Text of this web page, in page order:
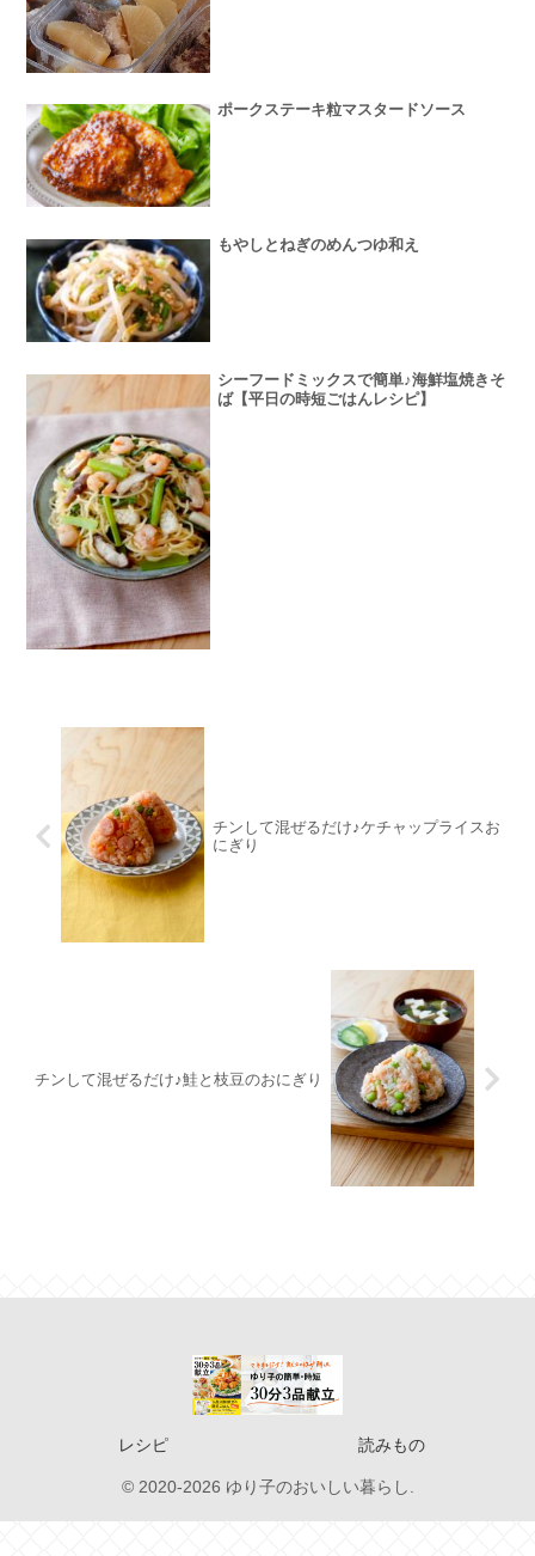
ポークステーキ粒マスタードソース
もやしとねぎのめんつゆ和え
シーフードミックスで簡単♪海鮮塩焼きそ
ば【平日の時短ごはんレシピ】
チンして混ぜるだけ♪ケチャップライスお
にぎり
チンして混ぜるだけ♪鮭と枝豆のおにぎり
レシピ 読みもの
© 2020-2026 ゆり子のおいしい暮らし.